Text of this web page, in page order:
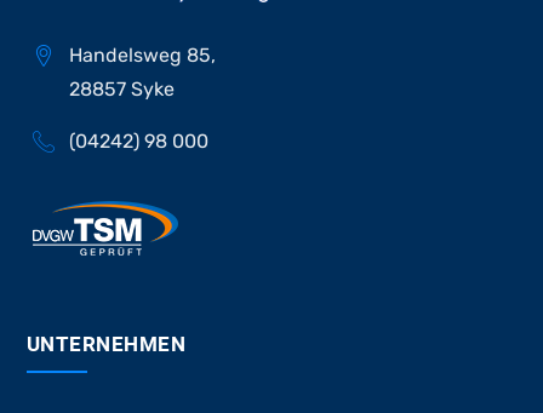
Handelsweg 85,
28857 Syke
(04242) 98 000
UNTERNEHMEN